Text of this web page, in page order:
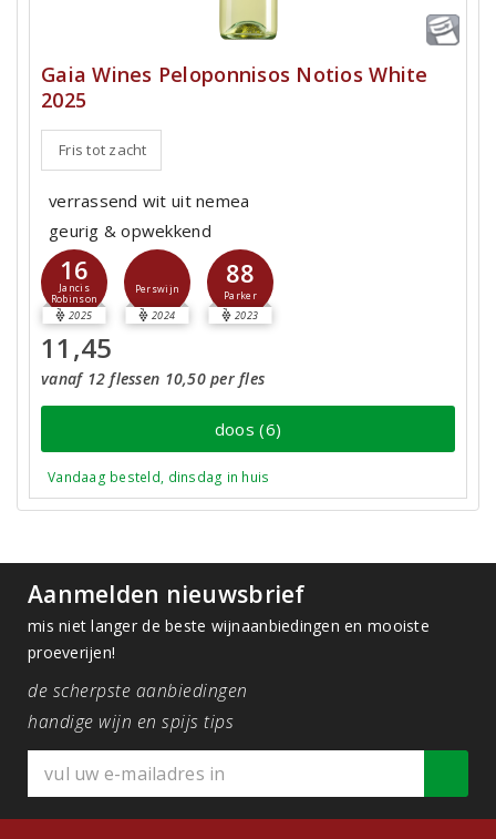
Gaia Wines Peloponnisos Notios White
2025
Fris tot zacht
verrassend wit uit nemea
geurig & opwekkend
16
Jancis
Robinson
2025
Perswijn
2024
88
Parker
2023
11,45
vanaf 12 flessen 10,50 per fles
doos (6)
Vandaag besteld, dinsdag in huis
Aanmelden nieuwsbrief
mis niet langer de beste wijnaanbiedingen en mooiste
proeverijen!
de scherpste aanbiedingen
handige wijn en spijs tips